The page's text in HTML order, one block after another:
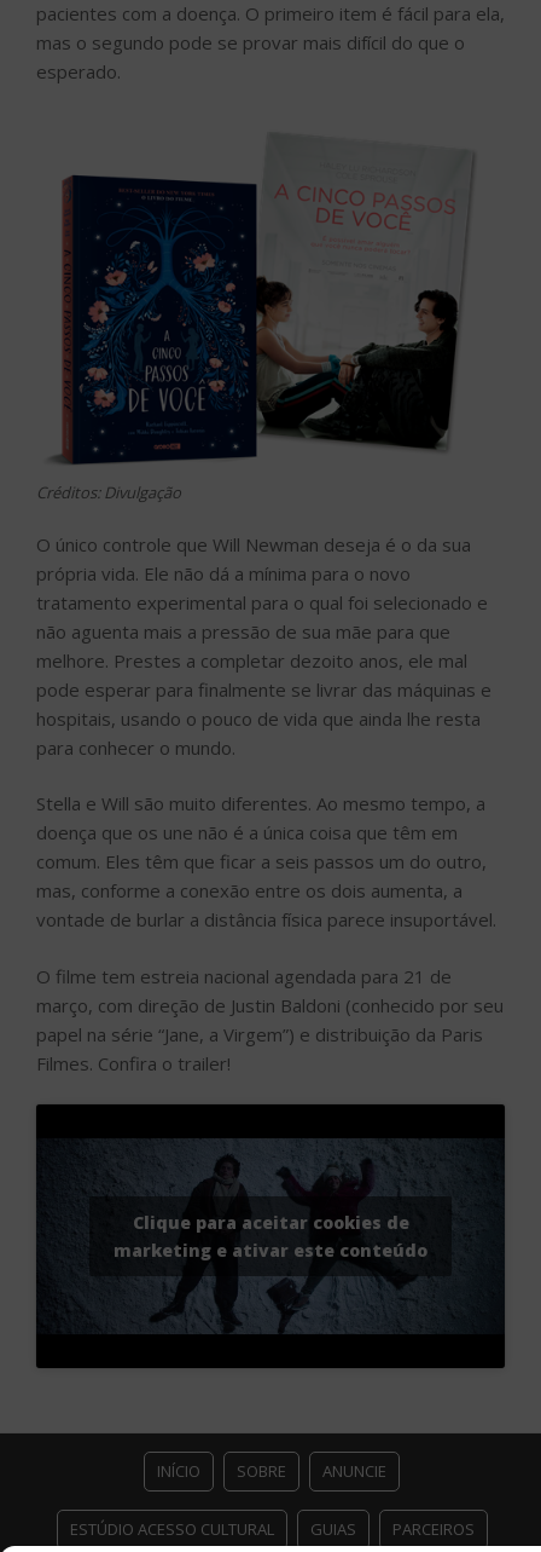
pacientes com a doença. O primeiro item é fácil para ela,
mas o segundo pode se provar mais difícil do que o
esperado.
Créditos: Divulgação
O único controle que Will Newman deseja é o da sua
própria vida. Ele não dá a mínima para o novo
tratamento experimental para o qual foi selecionado e
não aguenta mais a pressão de sua mãe para que
melhore. Prestes a completar dezoito anos, ele mal
pode esperar para finalmente se livrar das máquinas e
hospitais, usando o pouco de vida que ainda lhe resta
para conhecer o mundo.
Stella e Will são muito diferentes. Ao mesmo tempo, a
doença que os une não é a única coisa que têm em
comum. Eles têm que ficar a seis passos um do outro,
mas, conforme a conexão entre os dois aumenta, a
vontade de burlar a distância física parece insuportável.
O filme tem estreia nacional agendada para 21 de
março, com direção de Justin Baldoni (conhecido por seu
papel na série “Jane, a Virgem”) e distribuição da Paris
Filmes. Confira o trailer!
Clique para aceitar cookies de
marketing e ativar este conteúdo
INÍCIO SOBRE ANUNCIE
ESTÚDIO ACESSO CULTURAL GUIAS PARCEIROS